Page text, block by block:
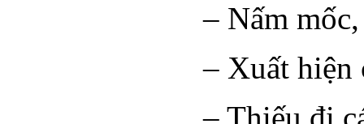
– Nấm
– Xuất hiện